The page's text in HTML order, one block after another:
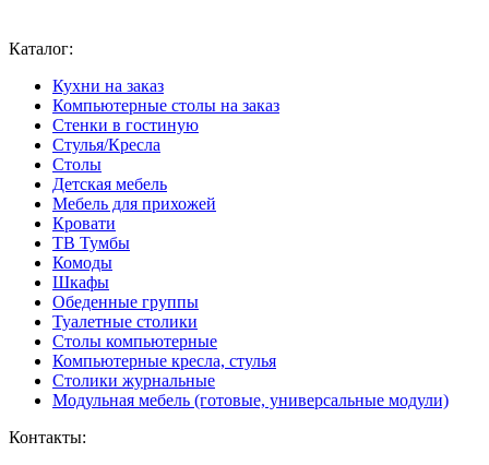
Каталог:
Кухни на заказ
Компьютерные столы на заказ
Стенки в гостиную
Стулья/Кресла
Столы
Детская мебель
Мебель для прихожей
Кровати
ТВ Тумбы
Комоды
Шкафы
Обеденные группы
Туалетные столики
Столы компьютерные
Компьютерные кресла, стулья
Столики журнальные
Модульная мебель (готовые, универсальные модули)
Контакты: